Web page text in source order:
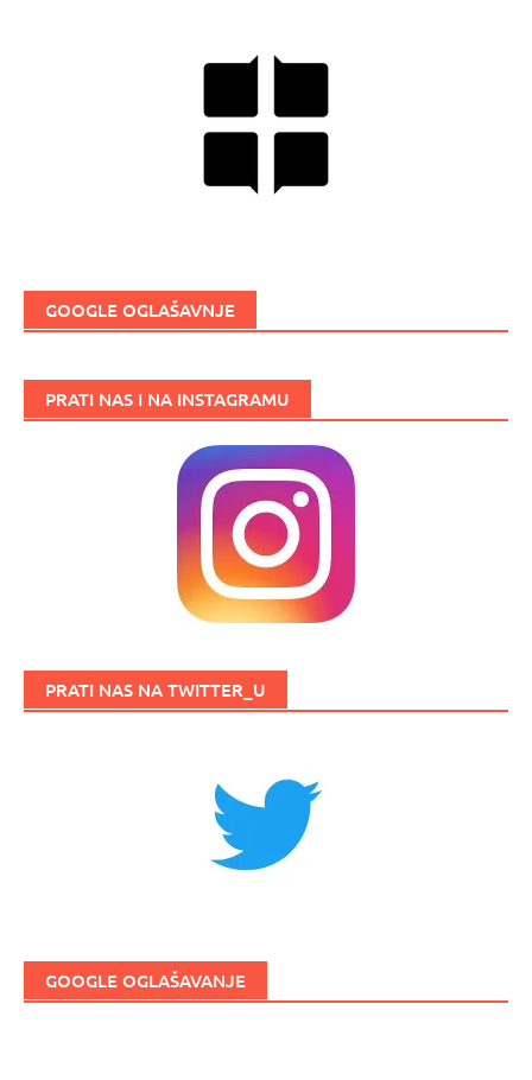
GOOGLE OGLAŠAVNJE
PRATI NAS I NA INSTAGRAMU
PRATI NAS NA TWITTER_U
GOOGLE OGLAŠAVANJE